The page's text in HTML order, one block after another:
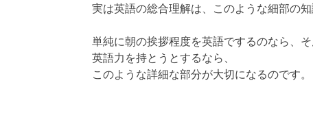
実は英語の総合理解は、このような細部の知
単純に朝の挨拶程度を英語でするのなら、
英語力を持とうとするなら、
このような詳細な部分が大切になるのです。